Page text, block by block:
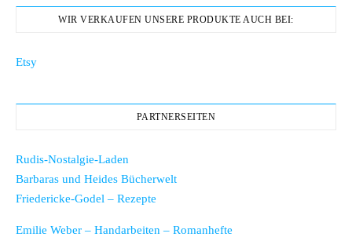
WIR VERKAUFEN UNSERE PRODUKTE AUCH BEI:
Etsy
PARTNERSEITEN
Rudis-Nostalgie-Laden
Barbaras und Heides Bücherwelt
Friedericke-Godel – Rezepte
Emilie Weber – Handarbeiten – Romanhefte